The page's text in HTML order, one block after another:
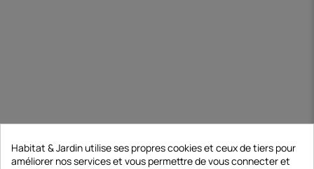
Habitat & Jardin utilise ses propres cookies et ceux de tiers pour
améliorer nos services et vous permettre de vous connecter et